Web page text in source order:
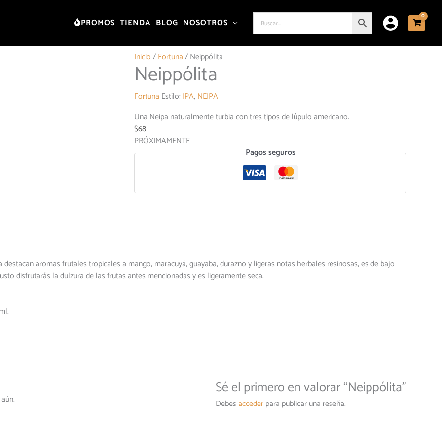
PROMOS TIENDA BLOG NOSOTROS
Inicio/Fortuna/ Neippólita
Neippólita
Fortuna Estilo: IPA,NEIPA
Una Neipa naturalmente turbia con tres tipos de lúpulo americano.
$68
PRÓXIMAMENTE
Pagos seguros
destacan aromas frutales tropicales a mango, maracuyá, guayaba, durazno y ligeras notas herbales resinosas, es de bajo
disfrutarás la dulzura de las frutas antes mencionadas y es ligeramente seca.
Sé el primero en valorar “Neippólita”
Debesaccederpara publicar una reseña.